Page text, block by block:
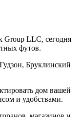
LLC, сегодня
футов.
Бруклинский
дом вашей
и удобствами.